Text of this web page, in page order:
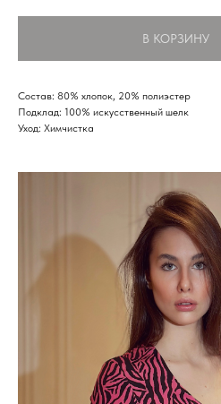
В КОРЗИНУ
Состав: 80% хлопок, 20% полиэстер
Подклад: 100% искусственный шелк
Уход: Химчистка